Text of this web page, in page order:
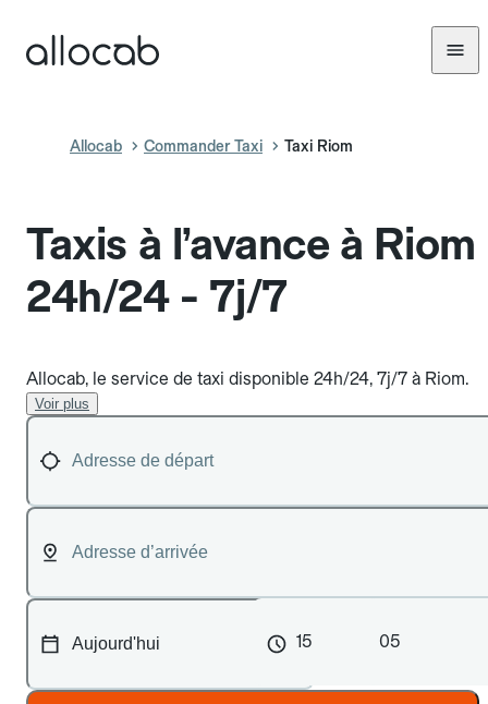
Allocab Commander Taxi Taxi Riom
Taxis à l’avance à Riom
24h/24 - 7j/7
Allocab, le service de taxi disponible 24h/24, 7j/7 à Riom.
Voir plus
15 05